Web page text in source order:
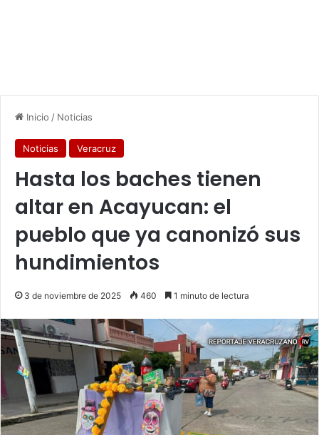
Inicio / Noticias
Noticias Veracruz
Hasta los baches tienen
altar en Acayucan: el
pueblo que ya canonizó sus
hundimientos
3 de noviembre de 2025 460 1 minuto de lectura